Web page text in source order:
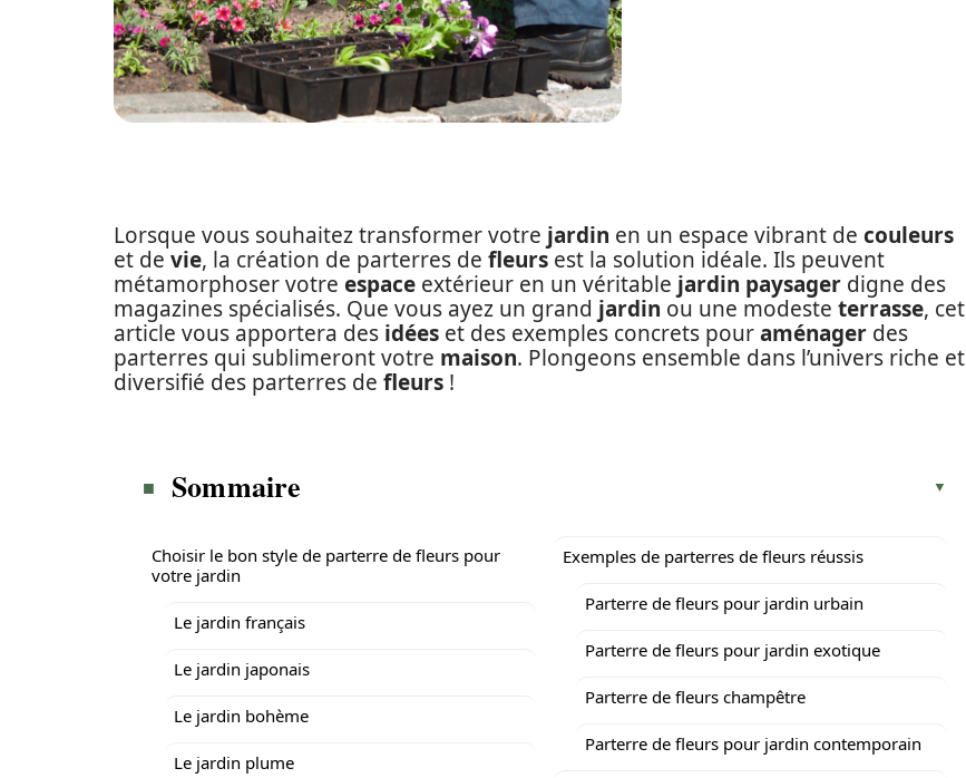
Lorsque vous souhaitez transformer votre jardin en un espace vibrant de couleurs
et de vie, la création de parterres de fleurs est la solution idéale. Ils peuvent
métamorphoser votre espace extérieur en un véritable jardin paysager digne des
magazines spécialisés. Que vous ayez un grand jardin ou une modeste terrasse, cet
article vous apportera des idées et des exemples concrets pouraménager des
parterres qui sublimeront votre maison. Plongeons ensemble dans l’univers riche et
diversifié des parterres de fleurs !
Sommaire
Choisir le bon style de parterre de fleurs pour
votre jardin
Le jardin français
Le jardin japonais
Le jardin bohème
Le jardin plume
Exemples de parterres de fleurs réussis
Parterre de fleurs pour jardin urbain
Parterre de fleurs pour jardin exotique
Parterre de fleurs champêtre
Parterre de fleurs pour jardin contemporain